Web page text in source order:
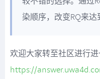
染顺序，改变RQ来达
欢迎大家转至社区进行进
https://